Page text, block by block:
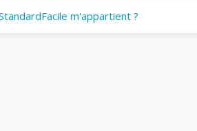
m'appartient ?